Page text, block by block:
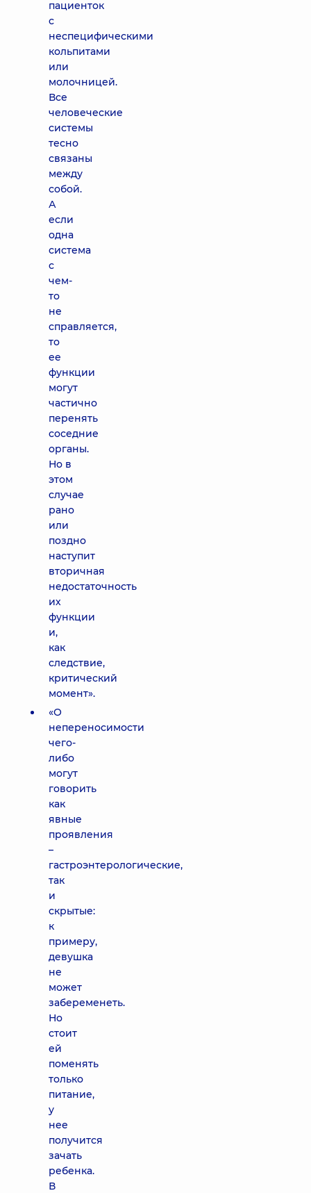
пациенток
с
неспецифическими
кольпитами
или
молочницей.
Все
человеческие
системы
тесно
связаны
между
собой.
А
если
одна
система
с
чем-
то
не
справляется,
то
ее
функции
могут
частично
перенять
соседние
органы.
Но в
этом
случае
рано
или
поздно
наступит
вторичная
недостаточность
их
функции
и,
как
следствие,
критический
момент».
«О
непереносимости
чего-
либо
могут
говорить
как
явные
проявления
–
гастроэнтерологические,
так
и
скрытые:
к
примеру,
девушка
не
может
забеременеть.
Но
стоит
ей
поменять
только
питание,
у
нее
получится
зачать
ребенка.
В